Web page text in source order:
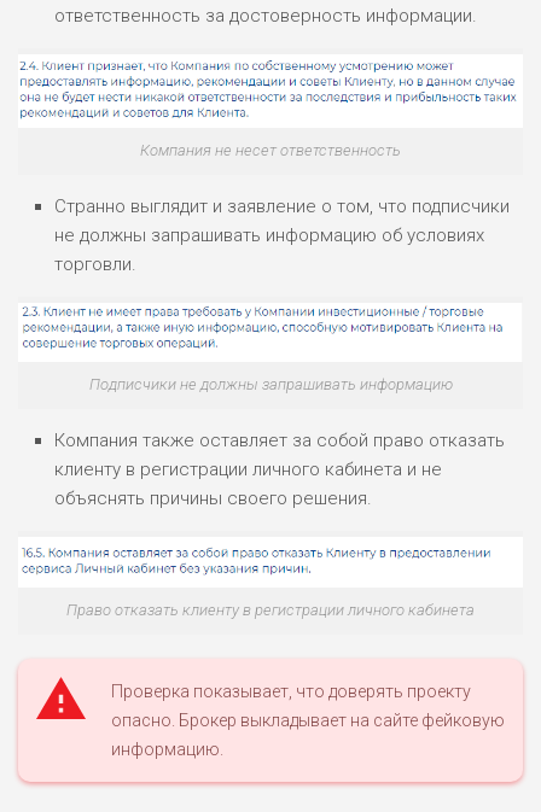
ответственность за достоверность информации.
Компания не несет ответственность
Странно выглядит и заявление о том, что подписчики
не должны запрашивать информацию об условиях
торговли.
Подписчики не должны запрашивать информацию
Компания также оставляет за собой право отказать
клиенту в регистрации личного кабинета и не
объяснять причины своего решения.
Право отказать клиенту в регистрации личного кабинета
Проверка показывает, что доверять проекту
опасно. Брокер выкладывает на сайте фейковую
информацию.